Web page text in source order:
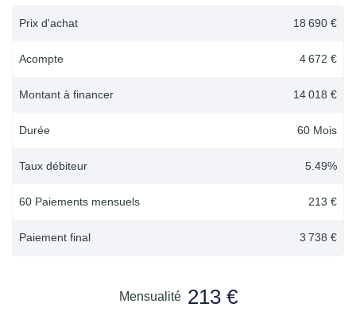
Prix d'achat 18 690 €
Acompte 4 672 €
Montant à financer 14 018 €
Durée 60 Mois
Taux débiteur 5.49%
60 Paiements mensuels 213 €
Paiement final 3 738 €
Mensualité 213 €